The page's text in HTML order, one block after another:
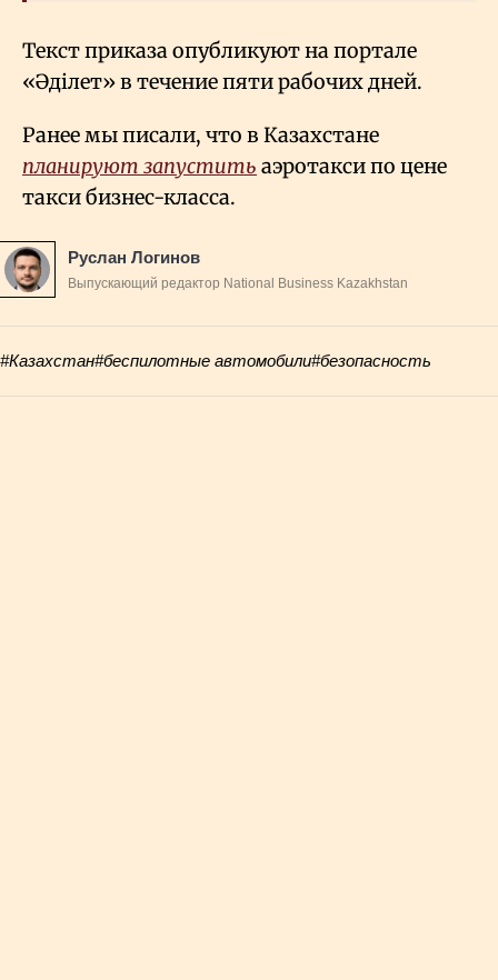
Текст приказа опубликуют на портале
«Әділет» в течение пяти рабочих дней.
Ранее мы писали, что в Казахстане
планируют запустить аэротакси по цене
такси бизнес-класса.
Руслан Логинов
Выпускающий редактор National Business Kazakhstan
#Казахстан#беспилотные автомобили#безопасность